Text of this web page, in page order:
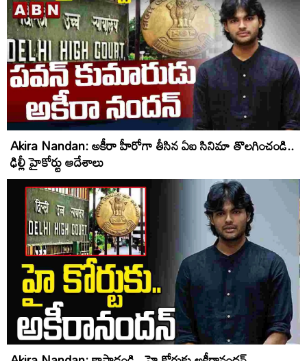
Akira Nandan: అకీరా హీరోగా తీసిన ఏఐ సినిమా తొలగించండి..
ఢిల్లీ హైకోర్టు ఆదేశాలు